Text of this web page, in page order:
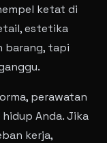
ketat di
estetika
barang, tapi
perawatan
Anda. Jika
kerja,